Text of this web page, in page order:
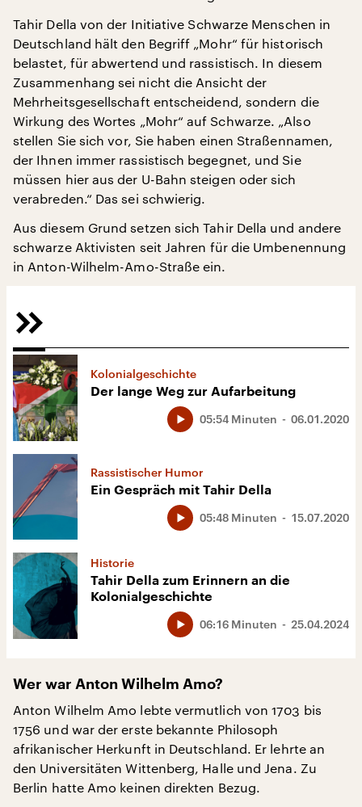
Tahir Della von der Initiative Schwarze Menschen in
Deutschland hält den Begriff „Mohr“ für historisch
belastet, für abwertend und rassistisch. In diesem
Zusammenhang sei nicht die Ansicht der
Mehrheitsgesellschaft entscheidend, sondern die
Wirkung des Wortes „Mohr“ auf Schwarze. „Also
stellen Sie sich vor, Sie haben einen Straßennamen,
der Ihnen immer rassistisch begegnet, und Sie
müssen hier aus der U-Bahn steigen oder sich
verabreden.“ Das sei schwierig.
Aus diesem Grund setzen sich Tahir Della und andere
schwarze Aktivisten seit Jahren für die Umbenennung
in Anton-Wilhelm-Amo-Straße ein.
Kolonialgeschichte
Der lange Weg zur Aufarbeitung
06.01.2020
05:54 Minuten
Rassistischer Humor
Ein Gespräch mit Tahir Della
15.07.2020
05:48 Minuten
Historie
Tahir Della zum Erinnern an die
Kolonialgeschichte
25.04.2024
06:16 Minuten
Wer war Anton Wilhelm Amo?
Anton Wilhelm Amo lebte vermutlich von 1703 bis
1756 und war der erste bekannte Philosoph
afrikanischer Herkunft in Deutschland. Er lehrte an
den Universitäten Wittenberg, Halle und Jena. Zu
Berlin hatte Amo keinen direkten Bezug.